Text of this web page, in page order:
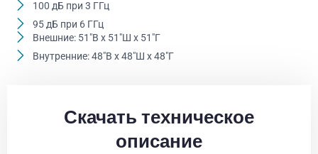
100 дБ при 3 ГГц
95 дБ при 6 ГГц
Внешние: 51"В x 51"Ш x 51"Г
Внутренние: 48"В x 48"Ш x 48"Г
Скачать техническое
описание